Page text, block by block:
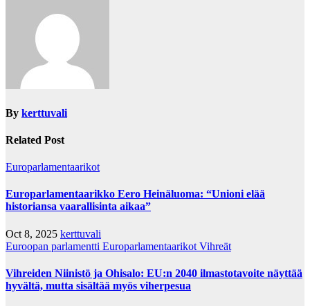
By kerttuvali
Related Post
Europarlamentaarikot
Europarlamentaarikko Eero Heinäluoma: “Unioni elää
historiansa vaarallisinta aikaa”
Oct 8, 2025 kerttuvali
Euroopan parlamentti Europarlamentaarikot Vihreät
Vihreiden Niinistö ja Ohisalo: EU:n 2040 ilmastotavoite näyttää
hyvältä, mutta sisältää myös viherpesua